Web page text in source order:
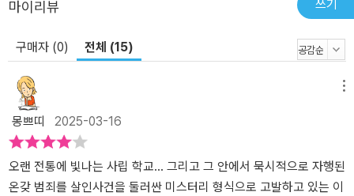
마이리뷰 쓰기
구매자 (0) 전체 (15)
몽쁘띠 2025-03-16
오랜 전통에 빛나는 사립 학교... 그리고 그 안에서 묵시적으로 자행된
온갖 범죄를 살인사건을 둘러싼 미스터리 형식으로 고발하고 있는 이